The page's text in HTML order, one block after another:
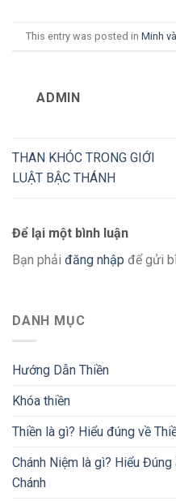
This entry was posted in Minh
ADMIN
THAN KHÓC TRONG GIỚI
LUẬT BẬC THÁNH
Để lại một bình luận
Bạn phải đăng nhập để gửi
DANH MỤC
Hướng Dẫn Thiền
Khóa thiền
Thiền là gì? Hiểu đúng về
Chánh Niệm là gì? Hiểu Đúng
Chánh